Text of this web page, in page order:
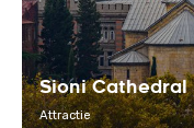
Sioni Cathedral
Attractie